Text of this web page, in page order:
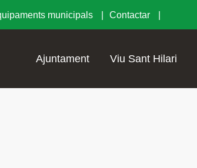
municipals Contactar
Ajuntament Viu Sant Hilari